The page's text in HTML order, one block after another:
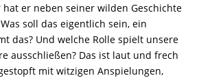
er neben seiner wilden Geschichte
soll das eigentlich sein, ein
das? Und welche Rolle spielt unsere
ausschließen? Das ist laut und frech
mit witzigen Anspielungen,